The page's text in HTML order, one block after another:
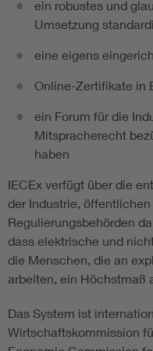
ein robustes und
Umsetzung
eine eigens
Online-Zertifikate in
ein Forum für die
Mitspracherecht
haben
IECEx verfügt über die
der Industrie,
Regulierungsbehörden
dass elektrische und
die Menschen, die an
arbeiten, ein Höchstmaß
Das System ist
Wirtschaftskommission